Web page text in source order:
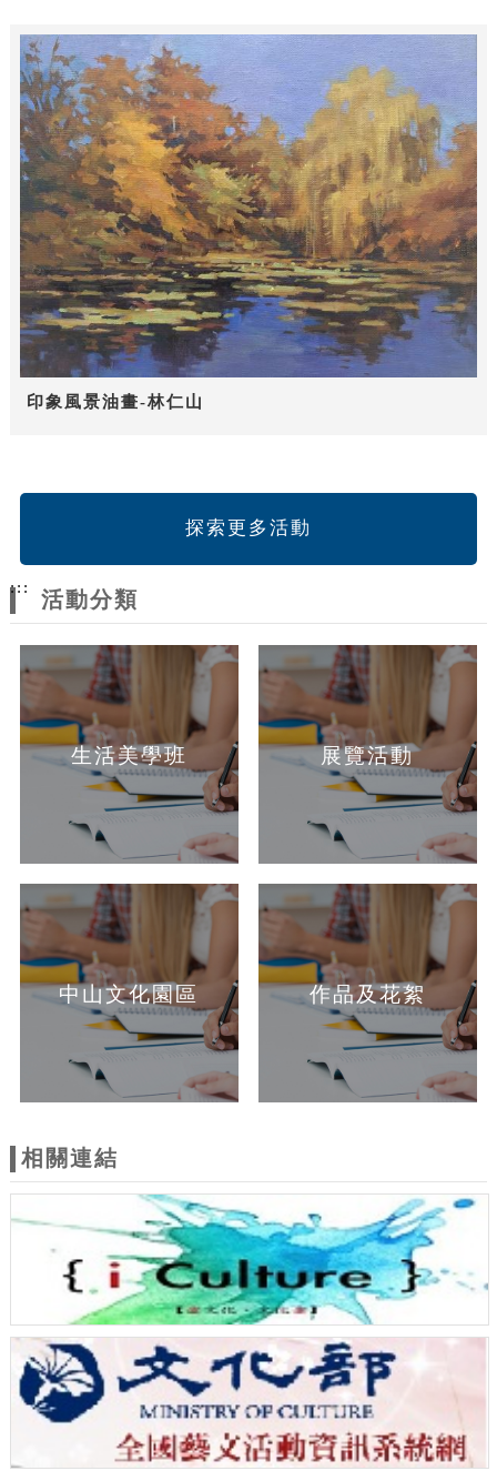
印象風景油畫-林仁山
探索更多活動
:::
活動分類
生活美學班 展覽活動
中山文化園區 作品及花絮
相關連結